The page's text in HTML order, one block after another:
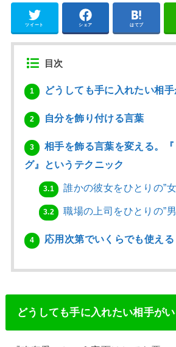
ツイート シェア はてブ
目次
1 どうしても手に入れたい相
2 自分を飾り付ける言葉
3
相手を飾る言葉を変える。
グ』というテクニック
3.1 誰かの彼女をひとりの”
3.2 職場の上司をひとりの”
4 応用次第でいくらでも使える
どうしても手に入れたい相手が